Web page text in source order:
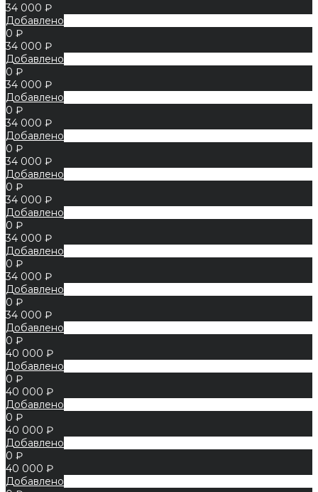
34 000 ₽
Добавлено
0 ₽
34 000 ₽
Добавлено
0 ₽
34 000 ₽
Добавлено
0 ₽
34 000 ₽
Добавлено
0 ₽
34 000 ₽
Добавлено
0 ₽
34 000 ₽
Добавлено
0 ₽
34 000 ₽
Добавлено
0 ₽
34 000 ₽
Добавлено
0 ₽
34 000 ₽
Добавлено
0 ₽
40 000 ₽
Добавлено
0 ₽
40 000 ₽
Добавлено
0 ₽
40 000 ₽
Добавлено
0 ₽
40 000 ₽
Добавлено